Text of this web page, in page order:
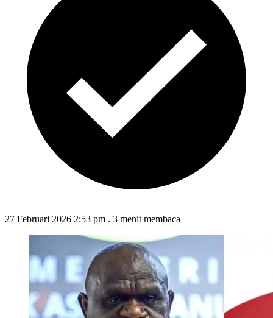
27 Februari 2026 2:53 pm . 3 menit membaca